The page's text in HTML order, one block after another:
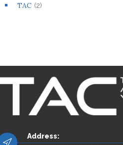
TAC (2)
Address: